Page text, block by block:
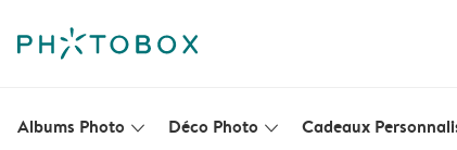
Albums Photo slim_arrow_down Déco Photo slim_arrow_down Cadeaux